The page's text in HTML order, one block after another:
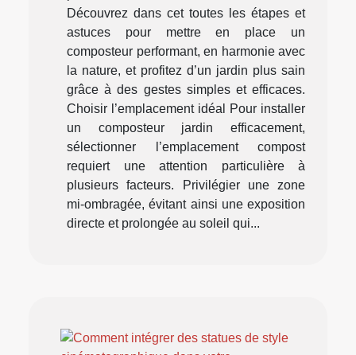
Découvrez dans cet toutes les étapes et
astuces pour mettre en place un
composteur performant, en harmonie avec
la nature, et profitez d’un jardin plus sain
grâce à des gestes simples et efficaces.
Choisir l’emplacement idéal Pour installer
un composteur jardin efficacement,
sélectionner l’emplacement compost
requiert une attention particulière à
plusieurs facteurs. Privilégier une zone
mi-ombragée, évitant ainsi une exposition
directe et prolongée au soleil qui...